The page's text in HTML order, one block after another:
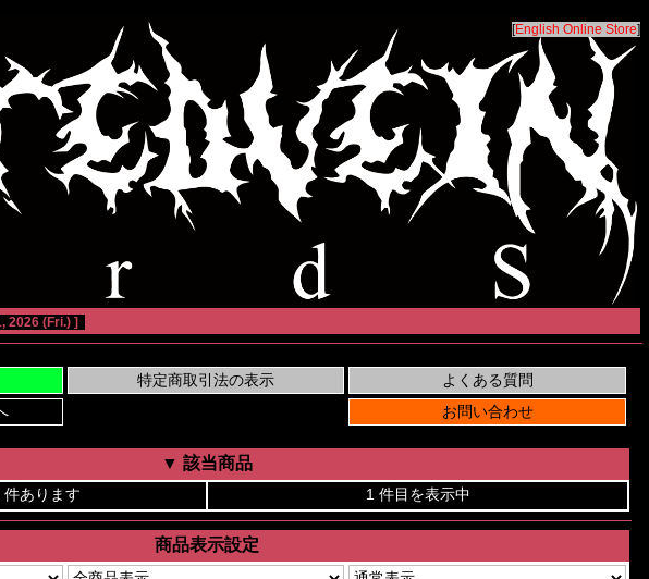
[English Online Store]
2026 (Fri.) ]
▼ 該当商品
件あります 1 件目を表示中
商品表示設定